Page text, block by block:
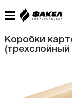
ПРИМЕНЕНИЕ
Коробки
(трехслойный